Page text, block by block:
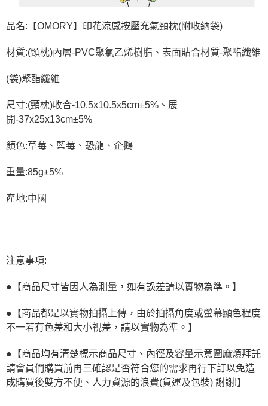
品名:【OMORY】印花涼感按壓充氣頸枕(附收納袋)
材質:(頸枕)內層-PVC聚氯乙烯樹脂、表面貼合材質-聚酯纖維
(袋)聚酯纖維
尺寸:(頸枕)收合-10.5x10.5x5cm±5%、展
開-37x25x13cm±5%
顏色:草莓、藍莓、恐龍、企鵝
重量:85g±5%
產地:中國
注意事項:
●【商品尺寸皆因人為測量，如有誤差請以實物為準。】
●【商品都是以實物拍攝上傳，由於拍攝角度或螢幕顯色程度
不一若有色差和大小視差，請以實物為準。】
●【商品均有清楚標示商品尺寸、內徑及容量示意圖麻煩拜託
請會員們購買前再三確認是否符合您的需求再行下訂以免造
成購買後雙方不便、人力資源的浪費(貨運及包裝) 謝謝!】